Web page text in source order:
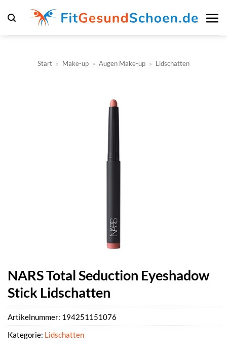
Inhalt
springen
Start » Make-up » Augen Make-up » Lidschatten
NARS Total Seduction Eyeshadow
Stick Lidschatten
Artikelnummer: 194251151076
Kategorie: Lidschatten